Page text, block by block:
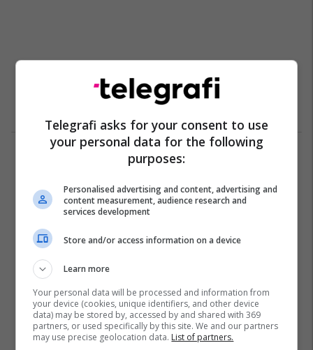
1
Telegrafi asks for your consent to use
your personal data for the following
purposes:
Personalised advertising and content, advertising and
content measurement, audience research and
services development
Store and/or access information on a device
Learn more
Your personal data will be processed and information from
your device (cookies, unique identifiers, and other device
data) may be stored by, accessed by and shared with 369
partners, or used specifically by this site. We and our partners
may use precise geolocation data. List of partners.